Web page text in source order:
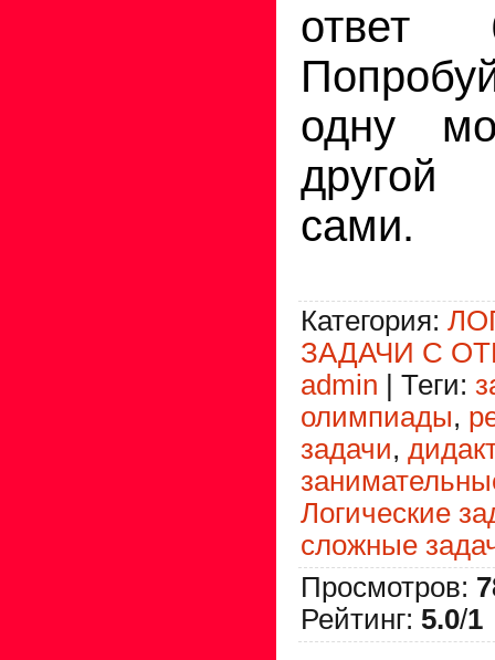
ответ
одну
другой
сами.
Категория:
ЗАДАЧИ С
admin | Теги:
олимпиады,
задачи,
Логические
сложные
Просмотров:
Рейтинг: 5.0/1